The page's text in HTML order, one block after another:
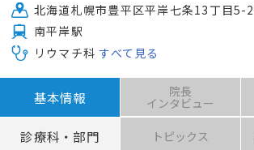
北海道札幌市豊平区平岸七条13丁目5-
南平岸駅
リウマチ科 すべて見る
基本情報 院長
インタビュー
診療科・部門 トピックス